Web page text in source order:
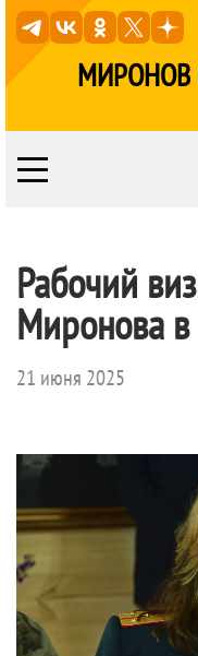
МИРОНОВ
Рабочий
Миронова в
21 июня 2025